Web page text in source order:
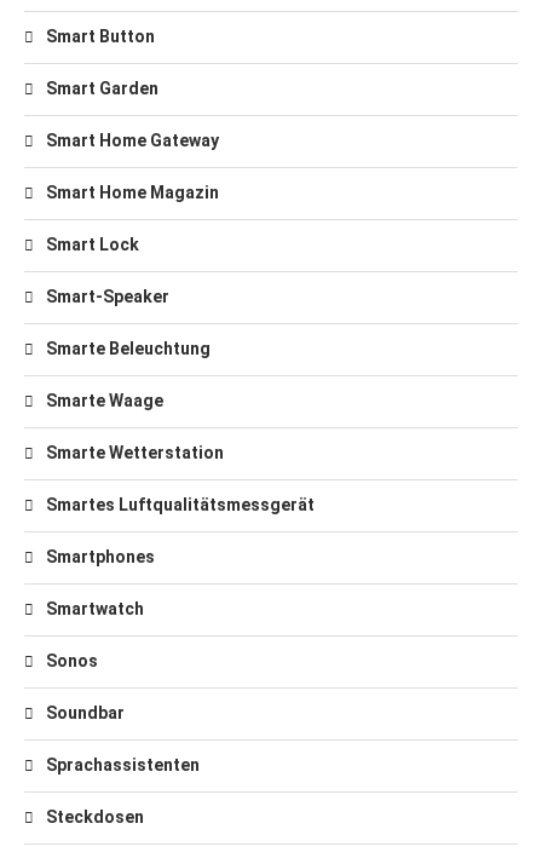
Smart Button
Smart Garden
Smart Home Gateway
Smart Home Magazin
Smart Lock
Smart-Speaker
Smarte Beleuchtung
Smarte Waage
Smarte Wetterstation
Smartes Luftqualitätsmessgerät
Smartphones
Smartwatch
Sonos
Soundbar
Sprachassistenten
Steckdosen